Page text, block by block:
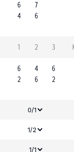
6
4
7
6
1 2 3
6
2
4
6
6
2
0/1
1/2
1/1